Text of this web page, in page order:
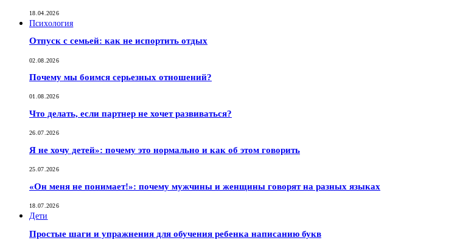
18.04.2026
Психология
Отпуск с семьей: как не испортить отдых
02.08.2026
Почему мы боимся серьезных отношений?
01.08.2026
Что делать, если партнер не хочет развиваться?
26.07.2026
Я не хочу детей»: почему это нормально и как об этом говорить
25.07.2026
«Он меня не понимает!»: почему мужчины и женщины говорят на разных языках
18.07.2026
Дети
Простые шаги и упражнения для обучения ребенка написанию букв